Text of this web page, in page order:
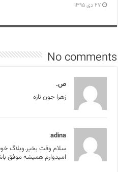
۲۷ دی ۱۳۹۵
No comments
ص.
زهرا جون نازه
adina
سلام وقت بخیر.وبلاگ
امیدوارم همیشه موفق